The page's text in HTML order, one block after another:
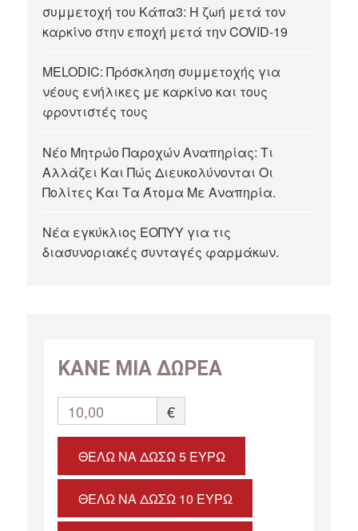
συμμετοχή του Κάπα3: Η ζωή μετά τον
καρκίνο στην εποχή μετά την COVID-19
MELODIC: Πρόσκληση συμμετοχής για
νέους ενήλικες με καρκίνο και τους
φροντιστές τους
Νέο Μητρώο Παροχών Αναπηρίας: Τι
Αλλάζει Και Πώς Διευκολύνονται Οι
Πολίτες Και Τα Άτομα Με Αναπηρία.
Νέα εγκύκλιος ΕΟΠΥΥ για τις
διασυνοριακές συνταγές φαρμάκων.
ΚΑΝΕ ΜΙΑ ΔΩΡΕΑ
10,00 €
ΘΈΛΩ ΝΑ ΔΏΣΩ 5 ΕΥΡΏ
ΘΈΛΩ ΝΑ ΔΏΣΩ 10 ΕΥΡΏ